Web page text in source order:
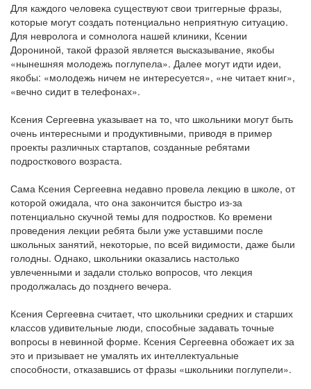
Для каждого человека существуют свои триггерные фразы,
которые могут создать потенциально неприятную ситуацию.
Для невролога и сомнолога нашей клиники, Ксении
Дорониной, такой фразой является высказывание, якобы
«нынешняя молодежь поглупела». Далее могут идти идеи,
якобы: «молодежь ничем не интересуется», «не читает книг»,
«вечно сидит в телефонах».
Ксения Сергеевна указывает на то, что школьники могут быть
очень интересными и продуктивными, приводя в пример
проекты различных стартапов, созданные ребятами
подросткового возраста.
Сама Ксения Сергеевна недавно провела лекцию в школе, от
которой ожидала, что она закончится быстро из-за
потенциально скучной темы для подростков. Ко времени
проведения лекции ребята были уже уставшими после
школьных занятий, некоторые, по всей видимости, даже были
голодны. Однако, школьники оказались настолько
увлеченными и задали столько вопросов, что лекция
продолжалась до позднего вечера.
Ксения Сергеевна считает, что школьники средних и старших
классов удивительные люди, способные задавать точные
вопросы в невинной форме. Ксения Сергеевна обожает их за
это и призывает не умалять их интеллектуальные
способности, отказавшись от фразы «школьники поглупели».